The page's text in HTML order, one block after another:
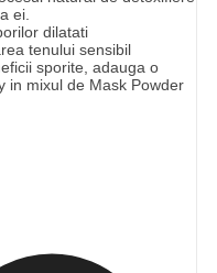
ei.
dilatati
tenului sensibil
sporite, adauga o
in mixul de Mask Powder